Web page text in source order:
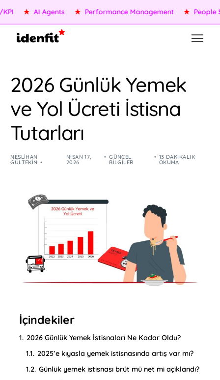
★ AI Agents ★ Performance Management ★ People
2026 Günlük Yemek
ve Yol Ücreti İstisna
Tutarları
NESLIHAN
GÜLTEKIN
NISAN 17,
2026
GÜNCEL
BILGILER
13 DAKIKALIK
OKUMA
İçindekiler
1. 2026 Günlük Yemek İstisnaları Ne Kadar Oldu?
1.1. 2025’e kıyasla yemek istisnasında artış var mı?
1.2. Günlük yemek istisnası brüt mü net mi açıklandı?